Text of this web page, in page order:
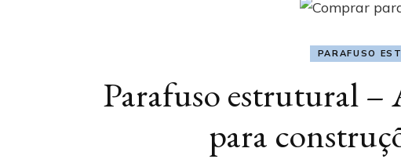
PARAFUSO
Parafuso estrutural –
para